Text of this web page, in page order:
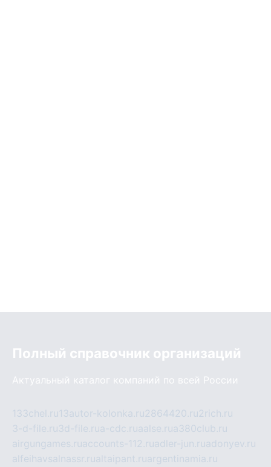
Полный справочник организаций
Актуальный каталог компаний по всей России
133chel.ru13autor-kolonka.ru2864420.ru2rich.ru
3-d-file.ru3d-file.rua-cdc.ruaalse.rua380club.ru
airgungames.ruaccounts-112.ruadler-jun.ruadonyev.ru
alfeihavsalnassr.rualtaipant.ruargentinamia.ru